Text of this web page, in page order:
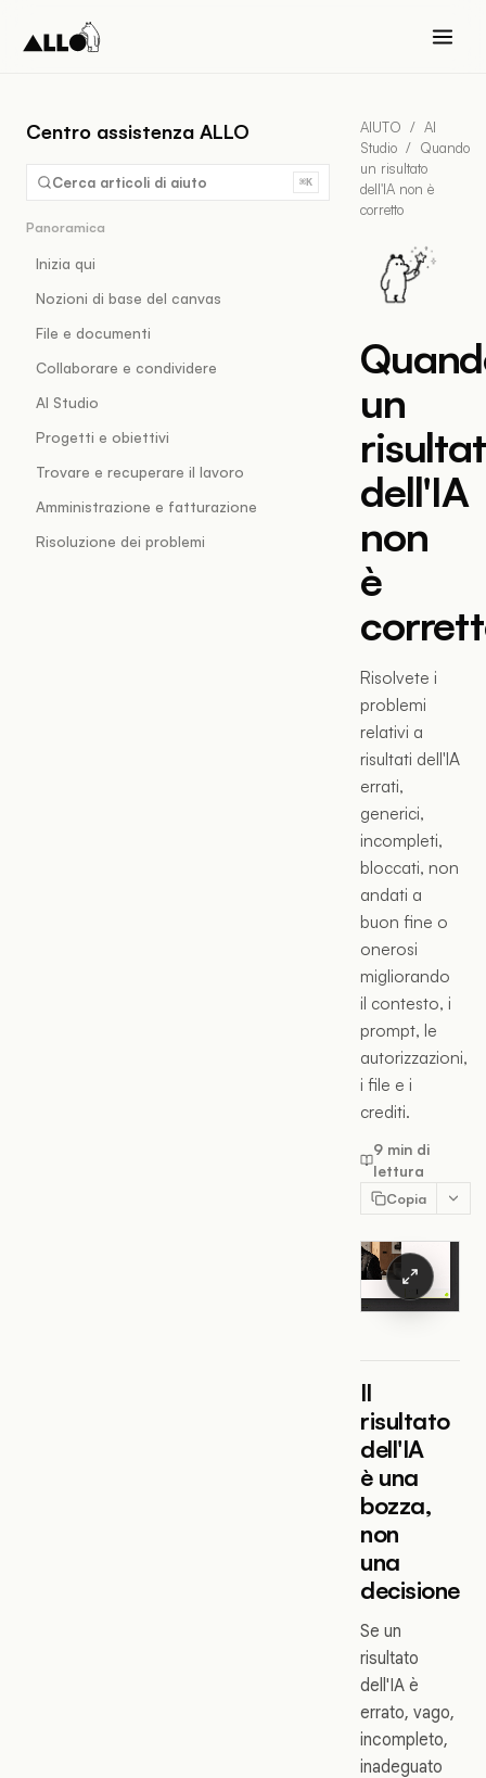
Centro assistenza ALLO
Cerca articoli di aiuto ⌘K
Panoramica
Inizia qui
Nozioni di base del canvas
File e documenti
Collaborare e condividere
AI Studio
Progetti e obiettivi
Trovare e recuperare il lavoro
Amministrazione e fatturazione
Risoluzione dei problemi
AIUTO / AI
Studio / Quando
un risultato
dell'IA non è
corretto
un
dell'IA
non
è
Risolvete i
problemi
relativi a
risultati dell'IA
errati,
generici,
incompleti,
bloccati, non
andati a
buon fine o
onerosi
migliorando
il contesto, i
prompt, le
autorizzazioni,
i file e i
crediti.
9 min di
lettura
Copia
Il
risultato
dell'IA
è una
bozza,
non
una
decisione
Se un
risultato
dell'IA è
errato, vago,
incompleto,
inadeguato